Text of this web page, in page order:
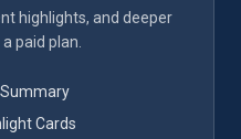
highlights, and deeper
paid plan.
Cards